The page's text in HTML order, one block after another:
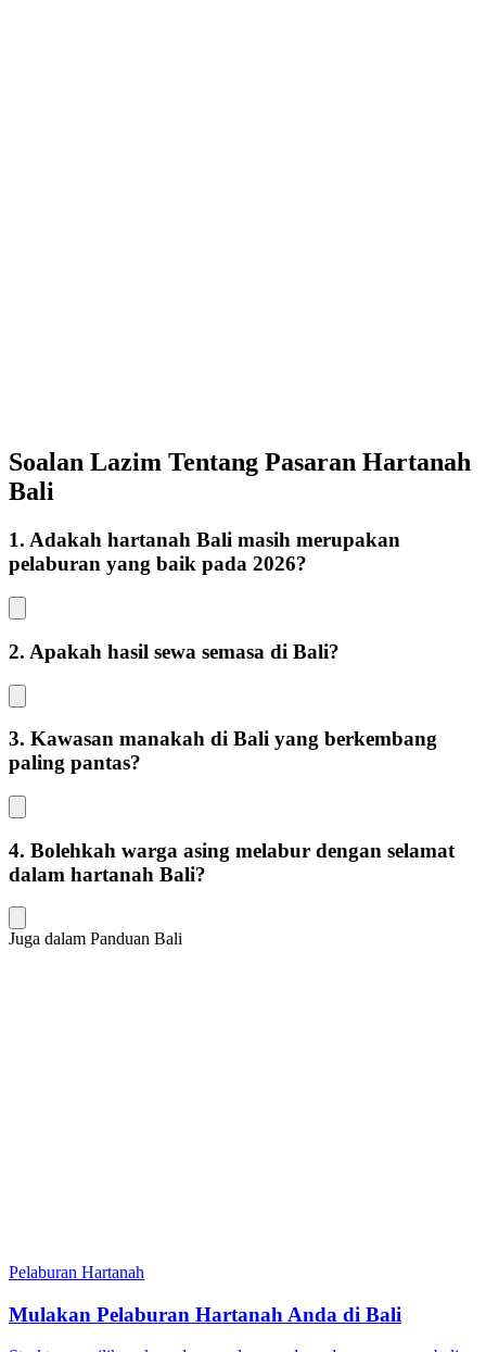
Soalan Lazim Tentang Pasaran Hartanah
Bali
1. Adakah hartanah Bali masih merupakan
pelaburan yang baik pada 2026?
2. Apakah hasil sewa semasa di Bali?
3. Kawasan manakah di Bali yang berkembang
paling pantas?
4. Bolehkah warga asing melabur dengan selamat
dalam hartanah Bali?
Juga dalam Panduan Bali
Pelaburan Hartanah
Mulakan Pelaburan Hartanah Anda di Bali